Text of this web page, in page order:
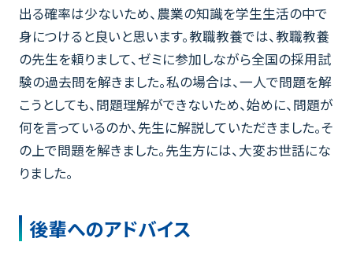
出る確率は少ないため、農業の知識を学生生活の中で
身につけると良いと思います。教職教養では、教職教養
の先生を頼りまして、ゼミに参加しながら全国の採用試
験の過去問を解きました。私の場合は、一人で問題を解
こうとしても、問題理解ができないため、始めに、問題が
何を言っているのか、先生に解説していただきました。そ
の上で問題を解きました。先生方には、大変お世話にな
りました。
後輩へのアドバイス